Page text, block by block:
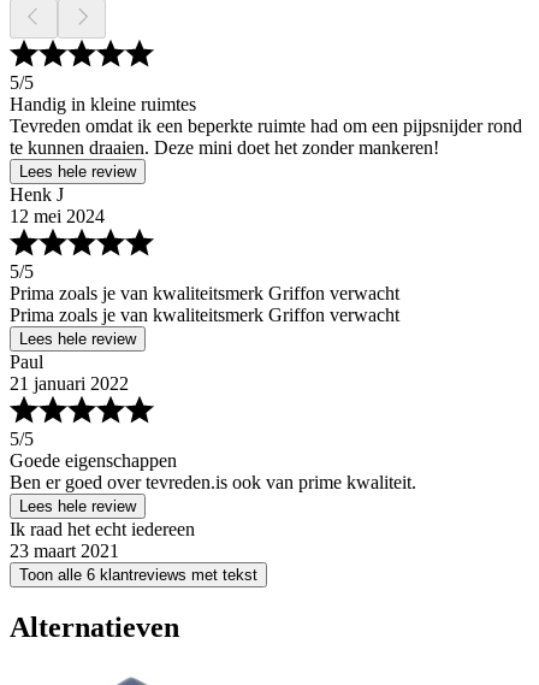
5/5
Handig in kleine ruimtes
Tevreden omdat ik een beperkte ruimte had om een pijpsnijder rond
te kunnen draaien. Deze mini doet het zonder mankeren!
Lees hele review
Henk J
12 mei 2024
5/5
Prima zoals je van kwaliteitsmerk Griffon verwacht
Prima zoals je van kwaliteitsmerk Griffon verwacht
Lees hele review
Paul
21 januari 2022
5/5
Goede eigenschappen
Ben er goed over tevreden.is ook van prime kwaliteit.
Lees hele review
Ik raad het echt iedereen
23 maart 2021
Toon alle 6 klantreviews met tekst
Alternatieven